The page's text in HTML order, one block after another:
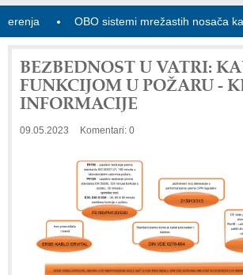
OBO sistemi mrežastih nosača kablova
BEZBEDNOST U VATRI:
FUNKCIJOM U POŽARU -
INFORMACIJE
09.05.2023 Komentari: 0